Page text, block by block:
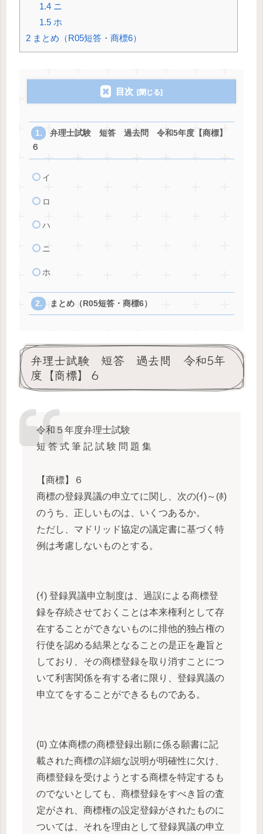
1.4ニ
1.5ホ
2 まとめ（R05短答・商標6）
目次
弁理士試験 短答 過去問 令和5年度【商標】
６
イ
ロ
ハ
ニ
ホ
まとめ（R05短答・商標6）
弁理士試験 短答 過去問 令和5年
度【商標】６
令和５年度弁理士試験
短 答 式 筆 記 試 験 問 題 集
【商標】６
商標の登録異議の申立てに関し、次の(ｲ)～(ﾎ)
のうち、正しいものは、いくつあるか。
ただし、マドリッド協定の議定書に基づく特
例は考慮しないものとする。
(ｲ) 登録異議申立制度は、過誤による商標登
録を存続させておくことは本来権利として存
在することができないものに排他的独占権の
行使を認める結果となることの是正を趣旨と
しており、その商標登録を取り消すことにつ
いて利害関係を有する者に限り、登録異議の
申立てをすることができるものである。
(ﾛ) 立体商標の商標登録出願に係る願書に記
載された商標の詳細な説明が明確性に欠け、
商標登録を受けようとする商標を特定するも
のでないとしても、商標登録をすべき旨の査
定がされ、商標権の設定登録がされたものに
ついては、それを理由として登録異議の申立